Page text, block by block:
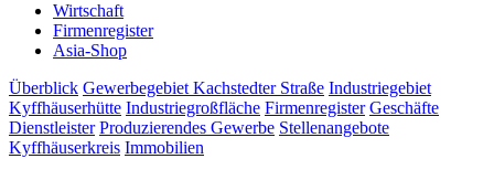
Wirtschaft
Firmenregister
Asia-Shop
Überblick Gewerbegebiet Kachstedter Straße Industriegebiet
Kyffhäuserhütte Industriegroßfläche Firmenregister Geschäfte
Dienstleister Produzierendes Gewerbe Stellenangebote
Kyffhäuserkreis Immobilien